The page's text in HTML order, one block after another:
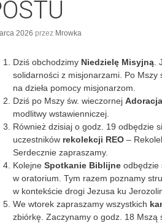
2026 przez Mrowka
Dziś obchodzimy Niedzielę Misyjną.
solidarności z misjonarzami. Po Mszy
na dzieła pomocy misjonarzom.
Dziś po Mszy św. wieczornej Adoracja
modlitwy wstawienniczej.
Również dzisiaj o godz. 19 odbędzie
uczestników rekolekcji REO –
Serdecznie zapraszamy.
Kolejne Spotkanie Biblijne odbędzie
w oratorium. Tym razem poznamy
w kontekście drogi Jezusa ku
We wtorek zapraszamy wszystkich
zbiórkę. Zaczynamy o godz. 18 Mszą